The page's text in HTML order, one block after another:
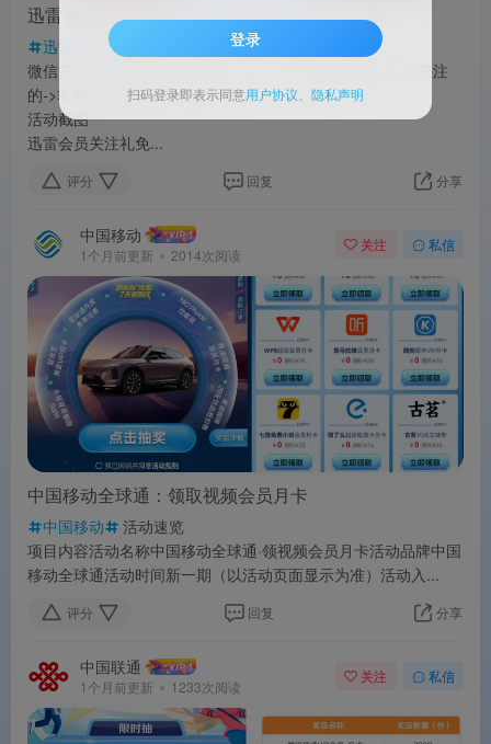
迅雷会员关注礼免费领取1~10天会员
迅雷
活动步骤
微信关注“迅雷会员”->点推文->关注礼->进去领取->限首次关注
的->非首次关注领不到会员！
活动截图
迅雷会员关注礼免...
评分 回复 分享
中国移动
1个月前更新 2014次阅读
关注 私信
中国移动全球通：领取视频会员月卡
中国移动
活动速览
项目内容活动名称中国移动全球通·领视频会员月卡活动品牌中国
移动全球通活动时间新一期（以活动页面显示为准）活动入...
评分 回复 分享
中国联通
1个月前更新 1233次阅读
关注 私信
登录
扫码登录即表示同意用户协议 隐私声明